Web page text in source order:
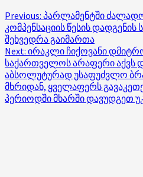
Post
navigation
Previous: პარლამენტში
კომპენსაციის წესის
შეხვედრა გაიმართა
Next: ირაკლი ჩიქოვანი
საქართველოს არაფერი აქვს
აბსოლუტურად უსაფუძვლო
მხრიდან, ყველაფერს
პერიოდში მხარში დავუდგეთ